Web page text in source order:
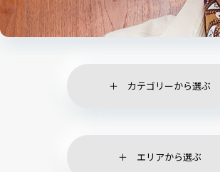
カテゴリーから選ぶ
エリアから選ぶ